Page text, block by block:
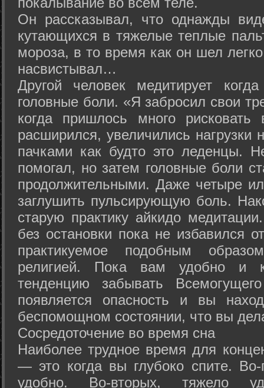
Он рассказывал, что однажды
кутающихся в тяжелые теплые
мороза, в то время как он шел
насвистывал…
Другой человек медитирует
головные боли. «Я забросил свои
когда пришлось много
расширился, увеличились нагрузки
пачками как будто это леденцы.
помогал, но затем головные боли
продолжительными. Даже четыре
заглушить пульсирующую боль.
старую практику айкидо
без остановки пока не избавился
практикуемое подобным
религией. Пока вам удобно и
тенденцию забывать
появляется опасность и вы
беспомощном состоянии, что вы
Сосредоточение во время сна
Наиболее трудное время для
— это когда вы глубоко спите.
удобно. Во-вторых, тяжело